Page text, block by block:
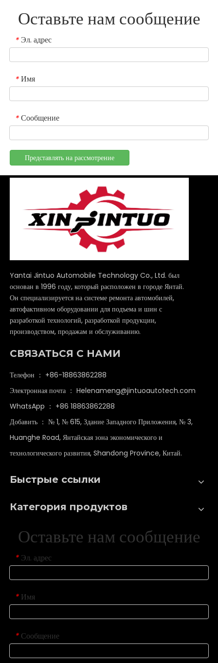
Оставьте нам сообщение
* Эл. адрес
* Имя
* Сообщение
Представлять на рассмотрение
Yantai Jintuo Automobile Technology Co., Ltd. был
основан в 1996 году, который расположен в городе Янтай.
Он специализируется на системе ремонта автомобилей,
автофактивном оборудовании для подъема и шин с
разработкой технологий, разработкой продукции,
производством, продажам и обслуживанию.
СВЯЗАТЬСЯ С НАМИ
Телефон ： +86-18863862288
Электронная почта ： Helenameng@jintuoautotech.com
WhatsApp ： +86 18863862288
Добавить ： № 1, № 615, Здание Западного Приложения, № 3,
Huanghe Road, Янтайская зона экономического и
технологического развития, Shandong Province, Китай.
Быстрые ссылки
Категория продуктов
Оставьте нам сообщение
* Эл. адрес
* Имя
* Сообщение